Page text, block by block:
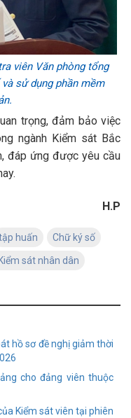
viên Văn phòng tổng
sử dụng phần mềm
trọng, đảm bảo việc
ngành Kiểm sát Bắc
đáp ứng được yêu cầu
H.P
huấn Chữ ký số
sát nhân dân
hồ sơ đề nghị giảm thời
cho đảng viên thuộc
Kiểm sát viên tại phiên